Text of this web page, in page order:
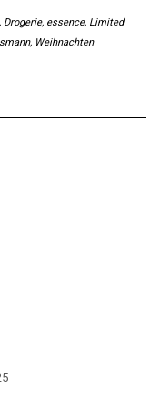
, Drogerie, essence, Limited
, Weihnachten